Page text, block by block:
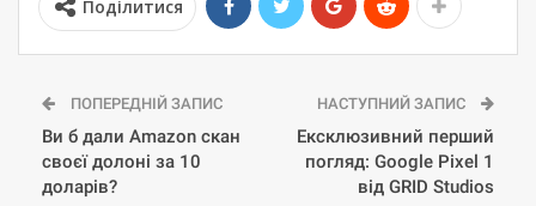
Поділитися
ПОПЕРЕДНІЙ ЗАПИС
Ви б дали Amazon скан
своєї долоні за 10
доларів?
НАСТУПНИЙ ЗАПИС
Ексклюзивний перший
погляд: Google Pixel 1
від GRID Studios